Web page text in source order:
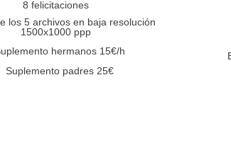
8 felicitaciones
los 5 archivos en baja resolución
1500x1000 ppp
hermanos 15€/h
Suplemento padres 25€